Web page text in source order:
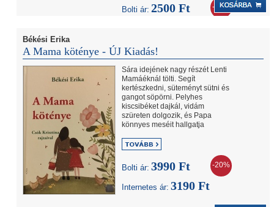
Bolti ár: 2500 Ft -20%
Békési Erika
A Mama köténye - ÚJ Kiadás!
Sára idejének nagy részét Lenti
Mamáéknál tölti. Segít
kertészkedni, süteményt sütni és
gangot söpörni. Pelyhes
kiscsibéket dajkál, vidám
szüreten dolgozik, és Papa
könnyes meséit hallgatja
Bolti ár: 3990 Ft -20%
Internetes ár: 3190 Ft